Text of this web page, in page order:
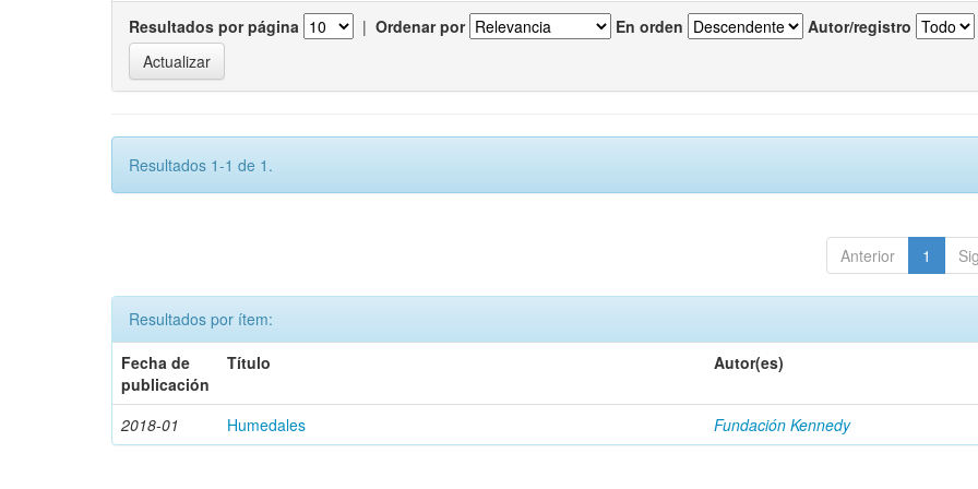
Resultados por página | Ordenar por En orden Autor/registro
Resultados 1-1 de 1.
Anterior 1
Resultados por ítem:
Fecha de
publicación
Título Autor(es)
2018-01 Humedales Fundación Kennedy